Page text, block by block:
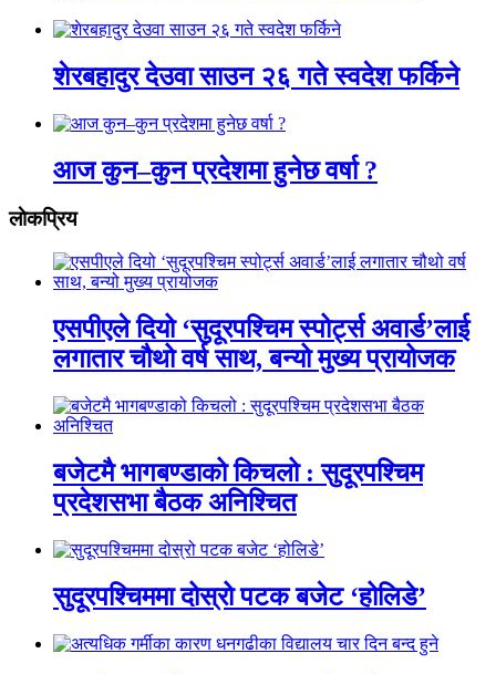
शेरबहादुर देउवा साउन २६ गते स्वदेश फर्किने
आज कुन–कुन प्रदेशमा हुनेछ वर्षा ?
लाेकप्रिय
एसपीएले दियो ‘सुदूरपश्चिम स्पोर्ट्स अवार्ड’लाई
लगातार चौथो वर्ष साथ, बन्यो मुख्य प्रायोजक
बजेटमै भागबण्डाको किचलो : सुदूरपश्चिम
प्रदेशसभा बैठक अनिश्चित
सुदूरपश्चिममा दोस्रो पटक बजेट ‘होलिडे’